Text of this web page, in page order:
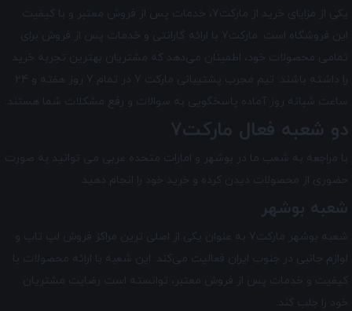
یکی از مزایای خرید از مارکت7، خدمات پس از فروش معتبر و با کیفیت
این فروشگاه است. مارکت7 با ارائه گارانتی و خدمات پس از فروش برای
تمامی محصولات خود، اطمینان می‌دهد که مشتریان بهترین تجربه خرید
را داشته باشند. تیم مجرب پشتیبانی مارکت 7 در تمام 7 روز هفته و 24
ساعت شبانه ‌روز آماده پاسخگویی به سوالات و رفع مشکلات شما هستند.
دو شعبه فعال مارکت7
با مراجعه به شعب ما در بوشهر و امارات متحده عربی می توانید به صورت
حضوری از محصولات دیدن کرده و خرید خود را انجام دهید.
شعبه بوشهر
شعبه بوشهر مارکت7 به عنوان یکی از اصلی ترین مراکز فروش لپ تاپ و
لوازم جانبی در جنوب ایران فعالیت می‌کند. این شعبه با ارائه محصولات با
کیفیت و خدمات پس از فروش معتبر، توانسته است رضایت مشتریان
خود را جلب کند.